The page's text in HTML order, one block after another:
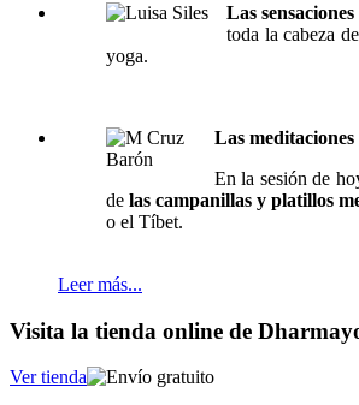
Las sensaciones
toda la cabeza
yoga.
Las meditaciones
En la sesión de
delas campanillas y platillos
o el Tíbet.
Leer más...
Visita la tienda online de
Ver tienda